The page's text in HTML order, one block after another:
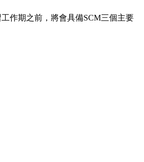
作期之前，將會具備SCM三個主要